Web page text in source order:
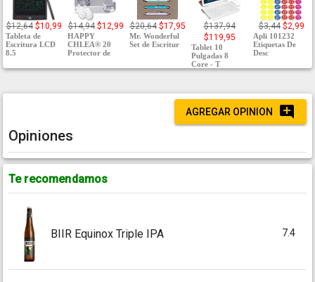
$12,64 $10,99
Tableta de
Escritura LCD
8.5
$14,94 $12,99
HAPPY
CHLEA® 20
Protector de
$20,64 $17,95
Mr. Wonderful
Set de Escritur
$137,94
$119,95
Tablet 10
Pulgadas 8
Core - T
$3,44 $2,99
Apli 101232
Etiquetas De
Desc
AGREGAR OPINION
Opiniones
Te recomendamos
BIIR Equinox Triple IPA 7.4